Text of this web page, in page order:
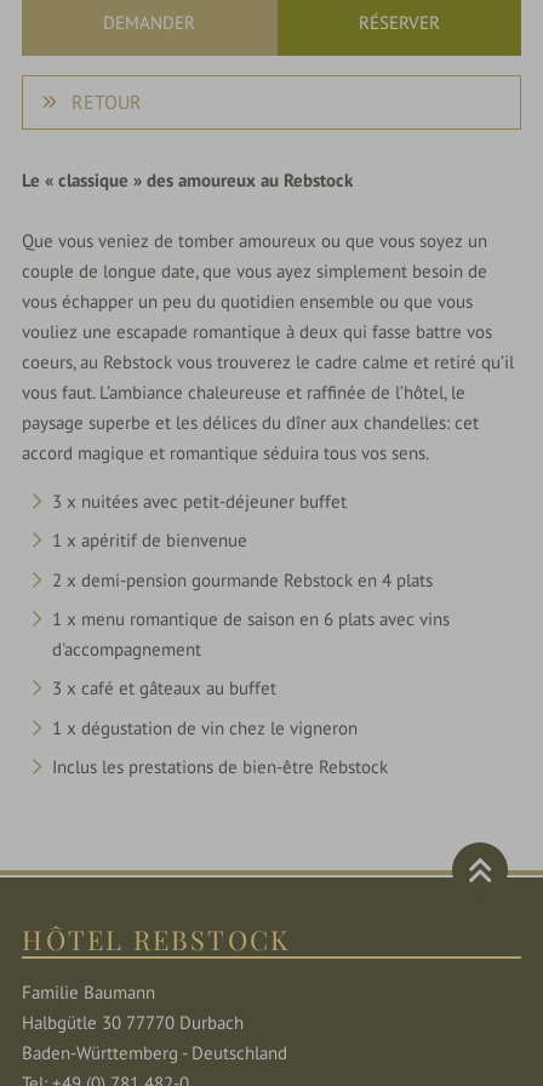
DEMANDER RÉSERVER
RETOUR
Le « classique » des amoureux au Rebstock
Que vous veniez de tomber amoureux ou que vous soyez un
couple de longue date, que vous ayez simplement besoin de
vous échapper un peu du quotidien ensemble ou que vous
vouliez une escapade romantique à deux qui fasse battre vos
coeurs, au Rebstock vous trouverez le cadre calme et retiré qu’il
vous faut. L’ambiance chaleureuse et raffinée de l’hôtel, le
paysage superbe et les délices du dîner aux chandelles: cet
accord magique et romantique séduira tous vos sens.
3 x nuitées avec petit-déjeuner buffet
1 x apéritif de bienvenue
2 x demi-pension gourmande Rebstock en 4 plats
1 x menu romantique de saison en 6 plats avec vins
d'accompagnement
3 x café et gâteaux au buffet
1 x dégustation de vin chez le vigneron
Inclus les prestations de bien-être Rebstock
HÔTEL REBSTOCK
Familie Baumann
Halbgütle 30 77770 Durbach
Baden-Württemberg - Deutschland